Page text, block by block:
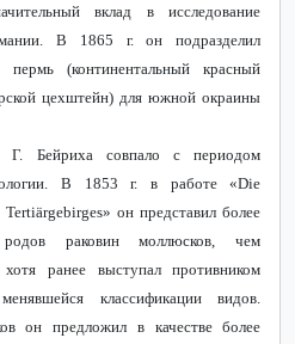
вклад в исследование
В 1865 г. он подразделил
(континентальный красный
цехштейн) для южной окраины
Г. Бейриха совпало с периодом
В 1853 г. в работе «Die
Tertiärgebirges» он представил более
раковин моллюсков, чем
ранее выступал противником
классификации видов.
он предложил в качестве более